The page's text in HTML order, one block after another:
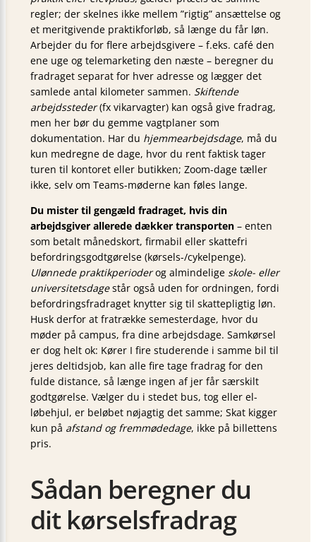
regler; der skelnes ikke mellem ”rigtig” ansættelse og
et meritgivende praktikforløb, så længe du får løn.
Arbejder du for flere arbejdsgivere – f.eks. café den
ene uge og telemarketing den næste – beregner du
fradraget separat for hver adresse og lægger det
samlede antal kilometer sammen. Skiftende
arbejdssteder(fx vikarvagter) kan også give fradrag,
men her bør du gemme vagtplaner som
dokumentation. Har du hjemmearbejdsdage, må du
kun medregne de dage, hvor du rent faktisk tager
turen til kontoret eller butikken; Zoom-dage tæller
ikke, selv om Teams-møderne kan føles lange.
Du mister til gengæld fradraget, hvis din
arbejdsgiver allerede dækker transporten – enten
som betalt månedskort, firmabil eller skattefri
befordringsgodtgørelse (kørsels-/cykelpenge).
Ulønnede praktikperioderog almindelige skole- eller
universitetsdagestår også uden for ordningen, fordi
befordringsfradraget knytter sig til skattepligtig løn.
Husk derfor at fratrække semesterdage, hvor du
møder på campus, fra dine arbejdsdage. Samkørsel
er dog helt ok: Kører I fire studerende i samme bil til
jeres deltidsjob, kan alle fire tage fradrag for den
fulde distance, så længe ingen af jer får særskilt
godtgørelse. Vælger du i stedet bus, tog eller el-
løbehjul, er beløbet nøjagtig det samme; Skat kigger
kun på afstand og fremmødedage, ikke på billettens
pris.
Sådan beregner du
dit kørselsfradrag